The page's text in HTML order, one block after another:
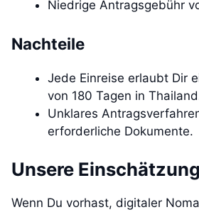
Niedrige Antragsgebühr
Nachteile
Jede Einreise erlaubt Dir
von 180 Tagen in
Unklares
erforderliche Dokumente.
Unsere Einschätzung
Wenn Du vorhast, digitaler